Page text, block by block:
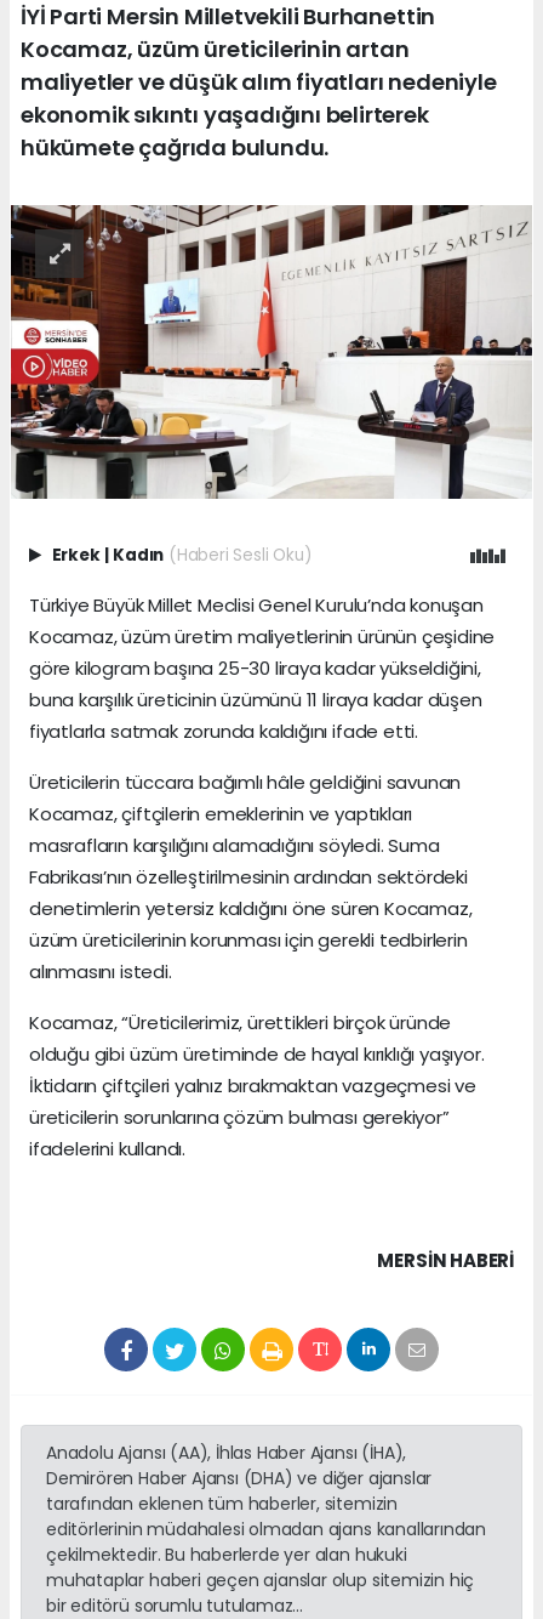
İYİ Parti Mersin Milletvekili Burhanettin
Kocamaz, üzüm üreticilerinin artan
maliyetler ve düşük alım fiyatları nedeniyle
ekonomik sıkıntı yaşadığını belirterek
hükümete çağrıda bulundu.
Erkek | Kadın (Haberi Sesli Oku)
Türkiye Büyük Millet Meclisi Genel Kurulu’nda konuşan
Kocamaz, üzüm üretim maliyetlerinin ürünün çeşidine
göre kilogram başına 25-30 liraya kadar yükseldiğini,
buna karşılık üreticinin üzümünü 11 liraya kadar düşen
fiyatlarla satmak zorunda kaldığını ifade etti.
Üreticilerin tüccara bağımlı hâle geldiğini savunan
Kocamaz, çiftçilerin emeklerinin ve yaptıkları
masrafların karşılığını alamadığını söyledi. Suma
Fabrikası’nın özelleştirilmesinin ardından sektördeki
denetimlerin yetersiz kaldığını öne süren Kocamaz,
üzüm üreticilerinin korunması için gerekli tedbirlerin
alınmasını istedi.
Kocamaz, “Üreticilerimiz, ürettikleri birçok üründe
olduğu gibi üzüm üretiminde de hayal kırıklığı yaşıyor.
İktidarın çiftçileri yalnız bırakmaktan vazgeçmesi ve
üreticilerin sorunlarına çözüm bulması gerekiyor”
ifadelerini kullandı.
MERSIN HABERİ
Anadolu Ajansı (AA), İhlas Haber Ajansı (İHA),
Demirören Haber Ajansı (DHA) ve diğer ajanslar
tarafından eklenen tüm haberler, sitemizin
editörlerinin müdahalesi olmadan ajans kanallarından
çekilmektedir. Bu haberlerde yer alan hukuki
muhataplar haberi geçen ajanslar olup sitemizin hiç
bir editörü sorumlu tutulamaz...